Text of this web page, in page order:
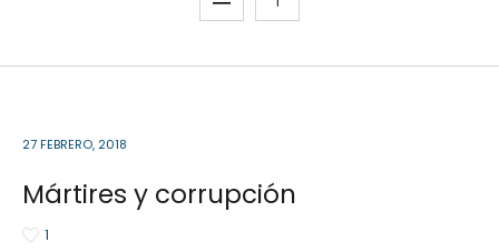
27 FEBRERO, 2018
Mártires y corrupción
1